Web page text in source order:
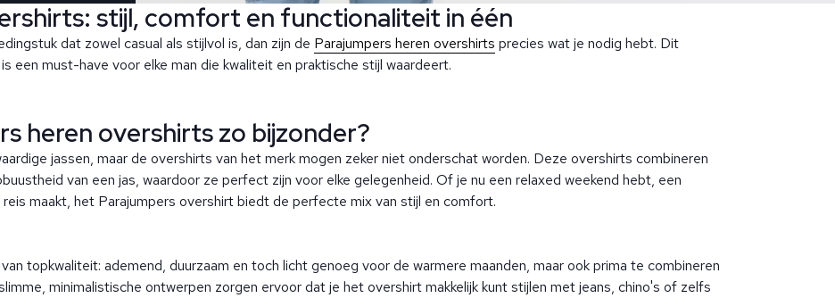
stijl, comfort en functionaliteit in één
dat zowel casual als stijlvol is, dan zijn de Parajumpers heren overshirts precies wat je nodig hebt. Dit
een must-have voor elke man die kwaliteit en praktische stijl waardeert.
heren overshirts zo bijzonder?
jassen, maar de overshirts van het merk mogen zeker niet onderschat worden. Deze overshirts combineren
van een jas, waardoor ze perfect zijn voor elke gelegenheid. Of je nu een relaxed weekend hebt, een
maakt, het Parajumpers overshirt biedt de perfecte mix van stijl en comfort.
topkwaliteit: ademend, duurzaam en toch licht genoeg voor de warmere maanden, maar ook prima te combineren
minimalistische ontwerpen zorgen ervoor dat je het overshirt makkelijk kunt stijlen met jeans, chino's of zelfs